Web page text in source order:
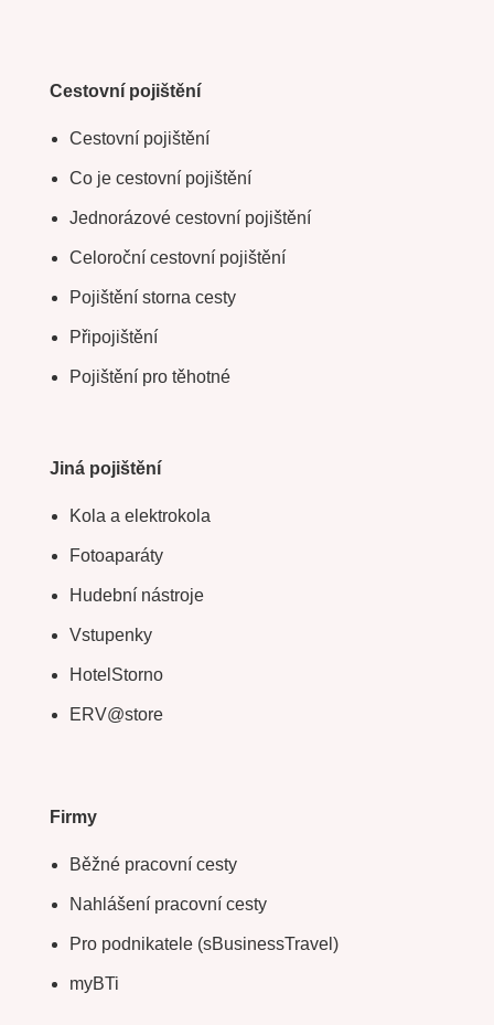
Cestovní pojištění
Cestovní pojištění
Co je cestovní pojištění
Jednorázové cestovní pojištění
Celoroční cestovní pojištění
Pojištění storna cesty
Připojištění
Pojištění pro těhotné
Jiná pojištění
Kola a elektrokola
Fotoaparáty
Hudební nástroje
Vstupenky
HotelStorno
ERV@store
Firmy
Běžné pracovní cesty
Nahlášení pracovní cesty
Pro podnikatele (sBusinessTravel)
myBTi